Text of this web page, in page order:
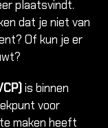
plaatsvindt.
dat je niet van
Of kun je er
is binnen
voor
maken heeft